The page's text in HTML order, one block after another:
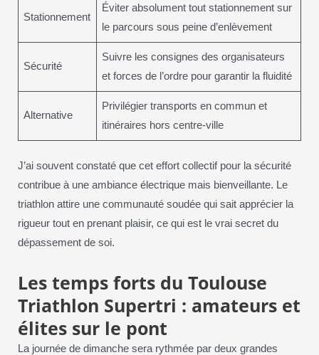
Stationnement
Éviter absolument tout stationnement sur
le parcours sous peine d’enlèvement
Sécurité
Suivre les consignes des organisateurs
et forces de l’ordre pour garantir la fluidité
Alternative
Privilégier transports en commun et
itinéraires hors centre-ville
J’ai souvent constaté que cet effort collectif pour la sécurité
contribue à une ambiance électrique mais bienveillante. Le
triathlon attire une communauté soudée qui sait apprécier la
rigueur tout en prenant plaisir, ce qui est le vrai secret du
dépassement de soi.
Les temps forts du Toulouse
Triathlon Supertri : amateurs et
élites sur le pont
La journée de dimanche sera rythmée par deux grandes